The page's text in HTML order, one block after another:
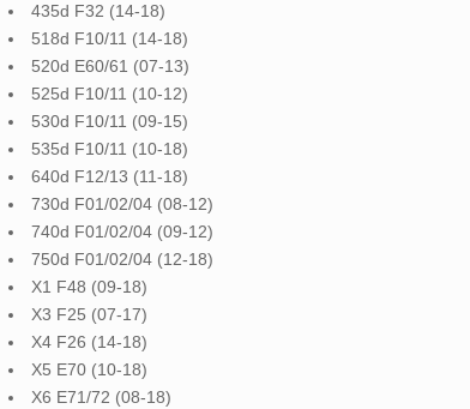
435d F32 (14-18)
518d F10/11 (14-18)
520d E60/61 (07-13)
525d F10/11 (10-12)
530d F10/11 (09-15)
535d F10/11 (10-18)
640d F12/13 (11-18)
730d F01/02/04 (08-12)
740d F01/02/04 (09-12)
750d F01/02/04 (12-18)
X1 F48 (09-18)
X3 F25 (07-17)
X4 F26 (14-18)
X5 E70 (10-18)
X6 E71/72 (08-18)